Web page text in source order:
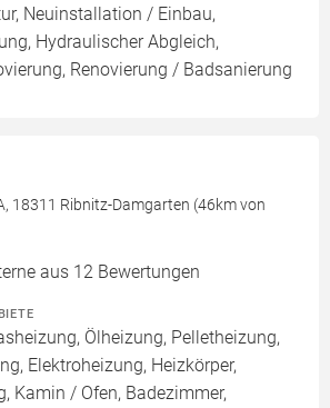
Neuinstallation / Einbau,
Hydraulischer Abgleich,
Renovierung / Badsanierung
18311 Ribnitz-Damgarten (46km von
aus 12 Bewertungen
Ölheizung, Pelletheizung,
Elektroheizung, Heizkörper,
Kamin / Ofen, Badezimmer,